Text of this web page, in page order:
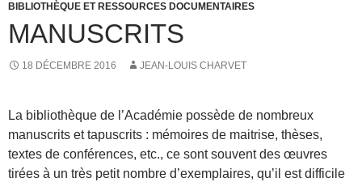
BIBLIOTHÈQUE ET RESSOURCES DOCUMENTAIRES
MANUSCRITS
18 DÉCEMBRE 2016 JEAN-LOUIS CHARVET
La bibliothèque de l’Académie possède de nombreux
manuscrits et tapuscrits : mémoires de maitrise, thèses,
textes de conférences, etc., ce sont souvent des œuvres
tirées à un très petit nombre d’exemplaires, qu’il est difficile